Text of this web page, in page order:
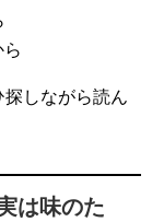
しながら読ん
は味のた